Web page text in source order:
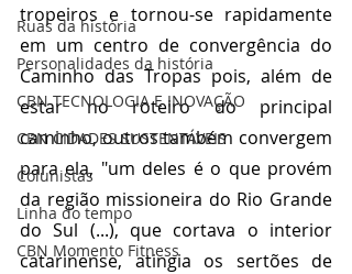
Ruas da história
Personalidades da história
CBN TECNOLOGIA E INOVAÇÃO
CBN CIDADES SUSTENTÁVEIS
Colunistas
Linha do tempo
CBN Momento Fitness
tropeiros e tornou-se rapidamente
em um centro de convergência do
Caminho das Tropas pois, além de
estar no roteiro do principal
caminho, outros também convergem
para ela, "um deles é o que provém
da região missioneira do Rio Grande
do Sul (...), que cortava o interior
catarinense, atingia os sertões de